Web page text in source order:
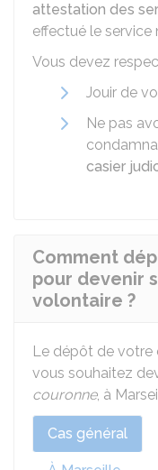
attestation des
effectué le service
Vous devez
Jouir de
Ne pas
casier
Comment
pour devenir
volontaire ?
Le dépôt de votre
vous souhaitez
couronne, à
Cas général